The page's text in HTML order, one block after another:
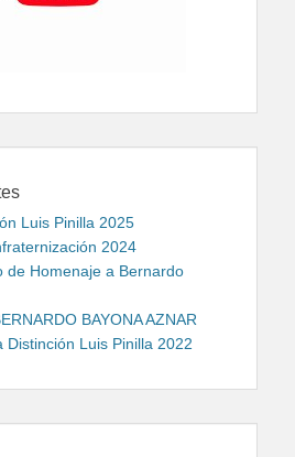
Luis Pinilla 2025
2024
de Homenaje a Bernardo
BAYONA AZNAR
Distinción Luis Pinilla 2022